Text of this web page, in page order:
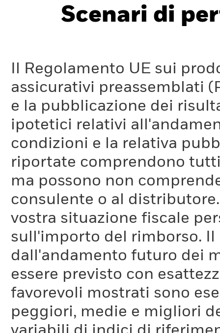
Scenari di
Il Regolamento UE sui
assicurativi preassemblati
e la pubblicazione dei
ipotetici relativi
condizioni e la relativa
riportate comprendono
ma possono non
consulente o al
vostra situazione fiscale
sull'importo del rimborso.
dall'andamento futuro dei
essere previsto con
favorevoli mostrati sono
peggiori, medie e migliori